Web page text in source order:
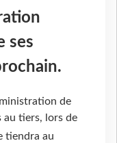
ses
de
au tiers, lors de
tiendra au